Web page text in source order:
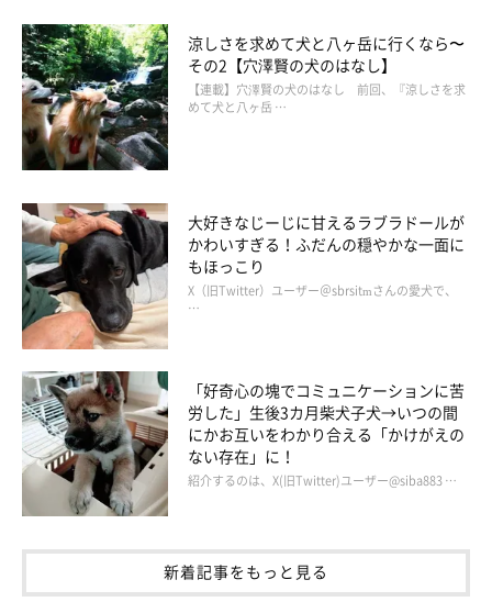
黒い毛色が中心ですが、顔の下側から胸、お腹は白いのが特徴で
す。
涼しさを求めて犬と八ヶ岳に行くなら〜
その2【穴澤賢の犬のはなし】
【連載】穴澤賢の犬のはなし 前回、『涼しさを求
めて犬と八ヶ岳 …
大好きなじーじに甘えるラブラドールが
かわいすぎる！ふだんの穏やかな一面に
もほっこり
X（旧Twitter）ユーザー＠sbrsitmさんの愛犬で、
…
「好奇心の塊でコミュニケーションに苦
労した」生後3カ月柴犬子犬→いつの間
にかお互いをわかり合える「かけがえの
ない存在」に！
紹介するのは、X(旧Twitter)ユーザー@siba883 …
新着記事をもっと見る